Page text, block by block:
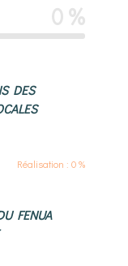
0 %
DES
Réalisation : 0 %
FENUA